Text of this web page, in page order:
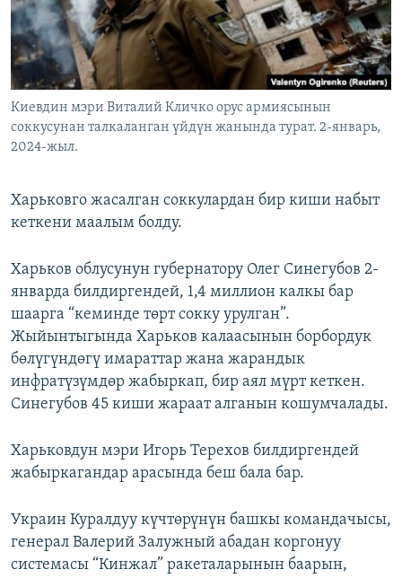
Киевдин мэри Виталий Кличко орус армиясынын
соккусунан талкаланган үйдүн жанында турат. 2-январь,
2024-жыл.
Харьковго жасалган соккулардан бир киши набыт
кеткени маалым болду.
Харьков облусунун губернатору Олег Синегубов 2-
январда билдиргендей, 1,4 миллион калкы бар
шаарга “кеминде төрт сокку урулган”.
Жыйынтыгында Харьков калаасынын борбордук
бөлүгүндөгү имараттар жана жарандык
инфратүзүмдөр жабыркап, бир аял мүрт кеткен.
Синегубов 45 киши жараат алганын кошумчалады.
Харьковдун мэри Игорь Терехов билдиргендей
жабыркагандар арасында беш бала бар.
Украин Куралдуу күчтөрүнүн башкы командачысы,
генерал Валерий Залужный абадан коргонуу
системасы “Кинжал” ракеталарынын баарын,